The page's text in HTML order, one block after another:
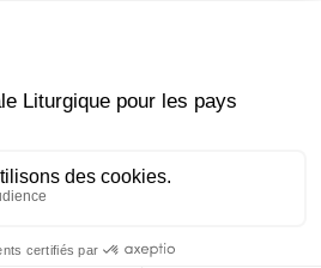
de bronze
le désert,
l’homme soit élevé,
qui croit
Dieu.